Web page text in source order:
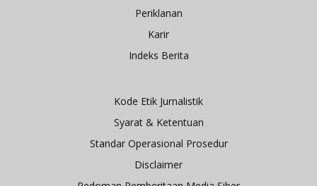
Periklanan
Karir
Indeks Berita
Kode Etik Jurnalistik
Syarat & Ketentuan
Standar Operasional Prosedur
Disclaimer